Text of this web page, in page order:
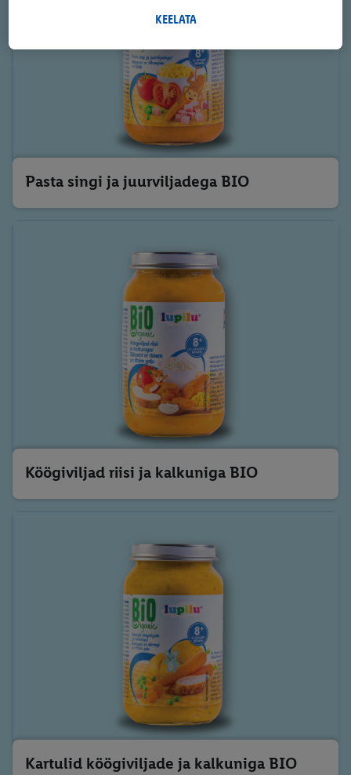
Pasta singi ja juurviljadega BIO
Köögiviljad riisi ja kalkuniga BIO
Kartulid köögiviljade ja kalkuniga BIO
leida lisateavet andmetöötluse kohta.
kasutamist. Vajutades "Nõustun", annate nõusoleku kõigi
eespool nimetatud eesmärkide töötlemiseks. Täiendavat teavet,
sealhulgas andmete säilitamisperioodi ja teie õigust oma
nõusolekut igal ajal tagasi võtta, leiate meie
Trükised leiate siit.
KEELATA